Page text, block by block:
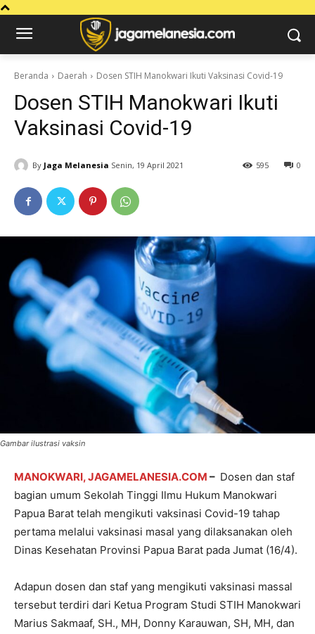
Beranda Daerah Dosen STIH Manokwari Ikuti Vaksinasi Covid-19
Dosen STIH Manokwari Ikuti
Vaksinasi Covid-19
By Jaga Melanesia Senin, 19 April 2021 0
595
Gambar ilustrasi vaksin
MANOKWARI, JAGAMELANESIA.COM – Dosen dan staf
bagian umum Sekolah Tinggi Ilmu Hukum Manokwari
Papua Barat telah mengikuti vaksinasi Covid-19 tahap
pertama melalui vaksinasi masal yang dilaksanakan oleh
Dinas Kesehatan Provinsi Papua Barat pada Jumat (16/4).
Adapun dosen dan staf yang mengikuti vaksinasi massal
tersebut terdiri dari Ketua Program Studi STIH Manokwari
Marius Sakmaaf, SH., MH, Donny Karauwan, SH, MH, dan